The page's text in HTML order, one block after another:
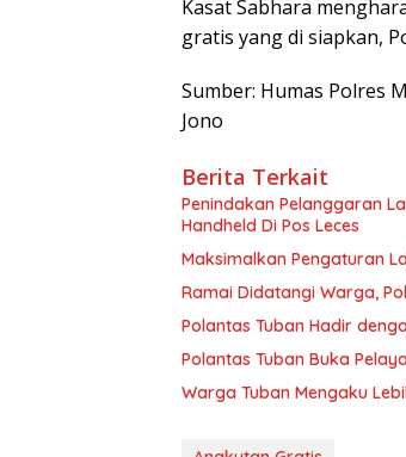
Kasat Sabhara
gratis yang di siapkan,
Sumber: Humas Polres
Jono
Berita Terkait
Penindakan Pelanggaran
Handheld Di Pos Leces
Maksimalkan Pengaturan
Ramai Didatangi Warga,
Polantas Tuban Hadir
Polantas Tuban Buka
Warga Tuban Mengaku